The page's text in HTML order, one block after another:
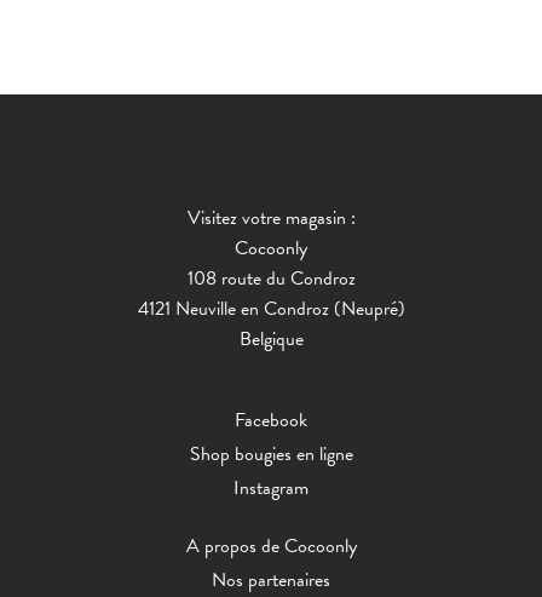
Visitez votre magasin :
Cocoonly
108 route du Condroz
4121 Neuville en Condroz (Neupré)
Belgique
Facebook
Shop bougies en ligne
Instagram
A propos de Cocoonly
Nos partenaires